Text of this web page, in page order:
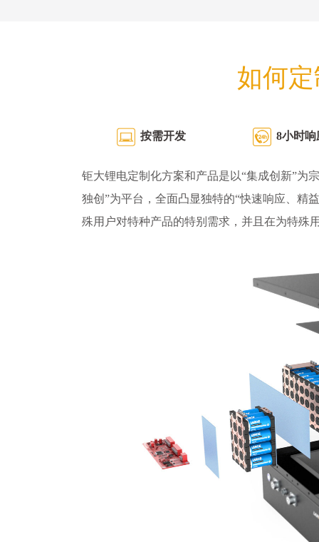
如何
按需开发 8小时响
钜大锂电定制化方案和产品是以“集成创新”为
独创”为平台，全面凸显独特的“快速响应、精
殊用户对特种产品的特别需求，并且在为特殊